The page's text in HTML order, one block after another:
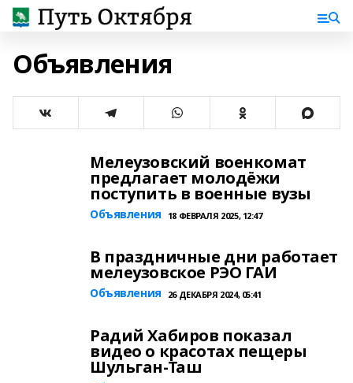
Объявления
Мелеузовский военкомат
предлагает молодёжи
поступить в военные вузы
Объявления 18 ФЕВРАЛЯ 2025, 12:47
В праздничные дни работает
мелеузовское РЭО ГАИ
Объявления 26 ДЕКАБРЯ 2024, 05:41
Радий Хабиров показал
видео о красотах пещеры
Шульган-Таш